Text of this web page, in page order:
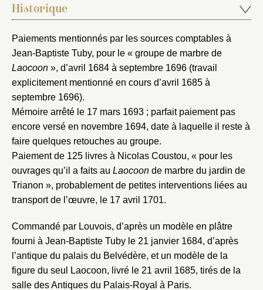
Historique
Paiements mentionnés par les sources comptables à
Jean-Baptiste Tuby, pour le « groupe de marbre de
Laocoon », d’avril 1684 à septembre 1696 (travail
explicitement mentionné en cours d’avril 1685 à
septembre 1696).
Mémoire arrêté le 17 mars 1693 ; parfait paiement pas
encore versé en novembre 1694, date à laquelle il reste à
faire quelques retouches au groupe.
Paiement de 125 livres à Nicolas Coustou, « pour les
ouvrages qu’il a faits au Laocoon de marbre du jardin de
Trianon », probablement de petites interventions liées au
transport de l’œuvre, le 17 avril 1701.
Commandé par Louvois, d’après un modèle en plâtre
fourni à Jean-Baptiste Tuby le 21 janvier 1684, d’après
l’antique du palais du Belvédère, et un modèle de la
figure du seul Laocoon, livré le 21 avril 1685, tirés de la
salle des Antiques du Palais-Royal à Paris.